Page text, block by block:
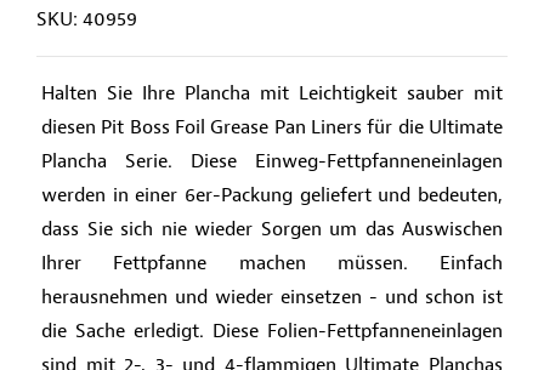
SKU: 40959
Halten Sie Ihre Plancha mit Leichtigkeit sauber mit
diesen Pit Boss Foil Grease Pan Liners für die Ultimate
Plancha Serie. Diese Einweg-Fettpfanneneinlagen
werden in einer 6er-Packung geliefert und bedeuten,
dass Sie sich nie wieder Sorgen um das Auswischen
Ihrer Fettpfanne machen müssen. Einfach
herausnehmen und wieder einsetzen - und schon ist
die Sache erledigt. Diese Folien-Fettpfanneneinlagen